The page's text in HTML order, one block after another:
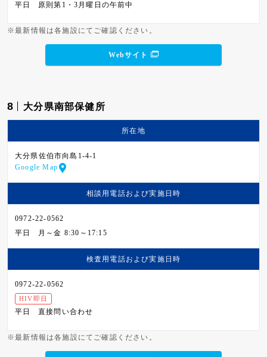
平日 原則第1・3月曜日の午前中
※最新情報は各施設にてご確認ください。
Webサイト
8 大分県南部保健所
所在地
大分県佐伯市向島1-4-1
Google Map
相談用電話および実施日時
0972-22-0562
平日
月～金 8:30～17:15
検査用電話および実施日時
0972-22-0562
HIV即日
平日 直接問い合わせ
※最新情報は各施設にてご確認ください。